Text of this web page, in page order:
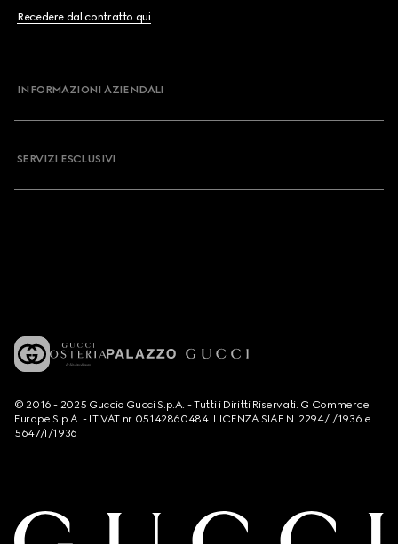
Recedere dal contratto qui
INFORMAZIONI AZIENDALI
SERVIZI ESCLUSIVI
© 2016 - 2025 Guccio Gucci S.p.A. - Tutti i Diritti Riservati. G Commerce
Europe S.p.A. - IT VAT nr 05142860484. LICENZA SIAE N. 2294/I/1936 e
5647/I/1936